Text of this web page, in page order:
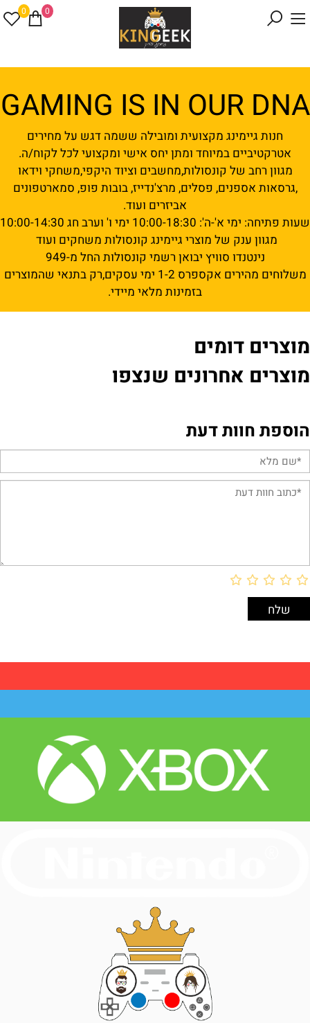
0 0
GAMING IS IN OUR DNA
חנות גיימינג מקצועית ומובילה ששמה דגש על מחירים
אטרקטיביים במיוחד ומתן יחס אישי ומקצועי לכל לקוח/ה.
מגוון רחב של קונסולות,מחשבים וציוד היקפי,משחקי וידאו
,גרסאות אספנים, פסלים, מרצ'נדייז, בובות פופ, סמארטפונים
אביזרים ועוד.
שעות פתיחה: ימי א'-ה': 10:00-18:30 ימי ו' וערב חג 10:00-14:30
מגוון ענק של מוצרי גיימינג קונסולות משחקים ועוד
נינטנדו סוויץ יבואן רשמי קונסולות החל מ-949
משלוחים מהירים אקספרס 1-2 ימי עסקים,רק בתנאי שהמוצרים
בזמינות מלאי מיידי.
מוצרים דומים
מוצרים אחרונים שנצפו
הוספת חוות דעת